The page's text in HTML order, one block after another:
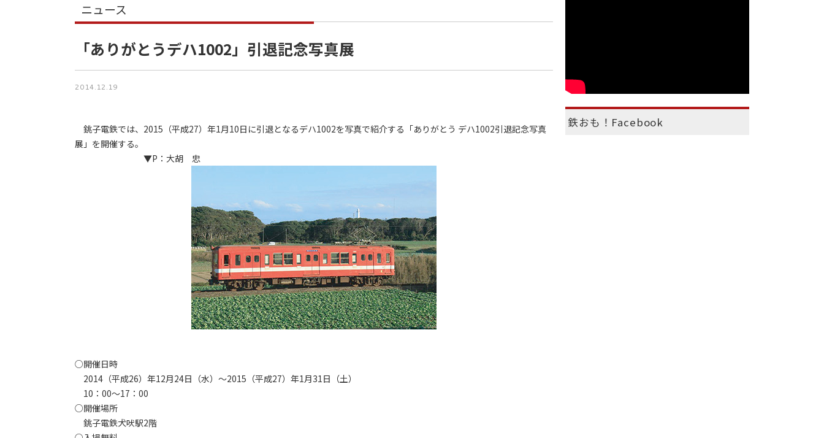
ニュース
「ありがとうデハ1002」引退記念写真展
2014.12.19
銚子電鉄では、2015（平成27）年1月10日に引退となるデハ1002を写真で紹介する「ありがとう デハ1002引退記念写真
展」を開催する。
▼P：大胡 忠
○開催日時
2014（平成26）年12月24日（水）～2015（平成27）年1月31日（土）
10：00～17：00
○開催場所
銚子電鉄犬吠駅2階
鉄おも！Facebook